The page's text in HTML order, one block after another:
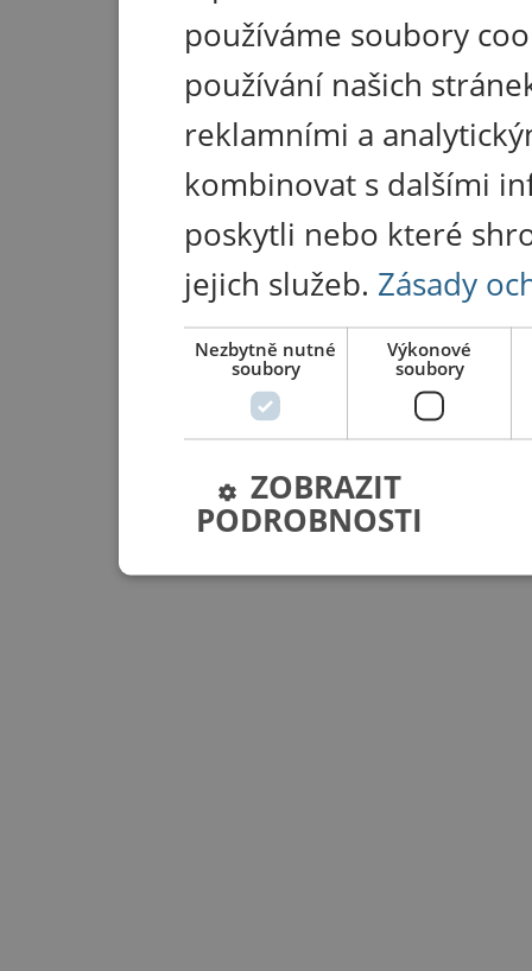
používáme soubory
používání našich
reklamními a
kombinovat s dalšími
poskytli nebo které
jejich služeb. Zásady
Nezbytně nutné
soubory
Výkonové
soubory
ZOBRAZIT
PODROBNOSTI